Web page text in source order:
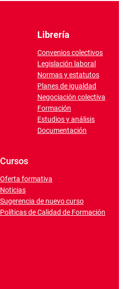
Librería
Convenios colectivos
Legislación laboral
Normas y estatutos
Planes de igualdad
Negociación colectiva
Formación
Estudios y análisis
Documentación
Cursos
Oferta formativa
Noticias
Sugerencia de nuevo curso
Políticas de Calidad de Formación